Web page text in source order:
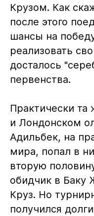
Крузом. Как
после этого
шансы на
реализовать
досталось
первенства.
Практически та
и Лондонском
Адильбек, на
мира, попал в
вторую
обидчик в Баку
Круз. Но
получился